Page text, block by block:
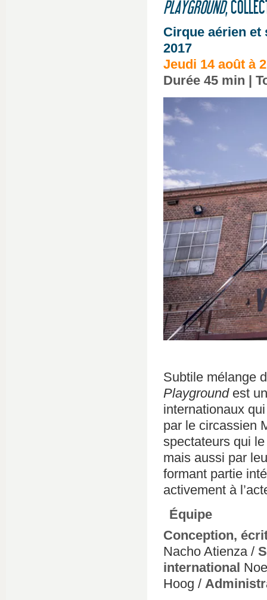
PLAYGROUND,
Cirque aérien et
2017
Jeudi 14 août à
Durée 45 min |
Subtile mélange
Playgroundest
internationaux
par le circassien
spectateurs qui
mais aussi par
formant partie
activement à
Équipe
Conception,
Nacho Atienza /
international
Hoog /